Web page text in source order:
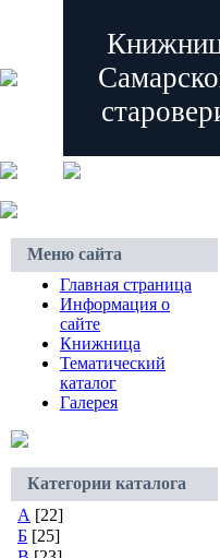
Меню сайта
Главная страница
Информация о
сайте
Книжница
Тематический
каталог
Галерея
Категории каталога
А [22]
Б [25]